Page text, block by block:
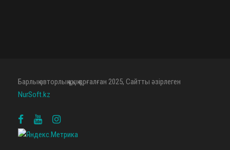
Барлық авторлық құқық қорғалған 2025, Сайтты әзірлеген
NurSoft.kz